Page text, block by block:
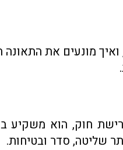
מונעים את התאונה
חוק, הוא משקיע
שליטה, סדר ובטיחות.